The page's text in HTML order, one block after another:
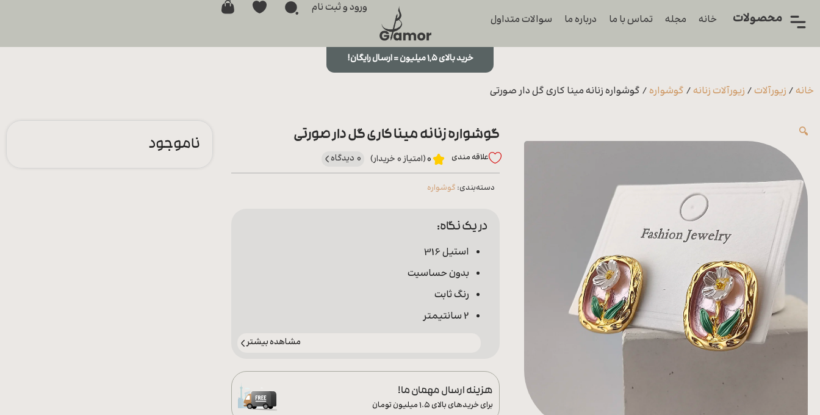
محصولات
زیورآلات
ورشو
محصولات خانه مجله تماس با ما درباره ما سوالات متداول
ورود و ثبت نام
خرید بالای ۱,۵ میلیون = ارسال رایگان!
خانه/ زیورآلات/ زیورآلات زنانه/ گوشواره/ گوشواره زنانه مینا کاری گل دار صورتی
🔍 گوشواره زنانه مینا کاری گل دار صورتی
علاقه‌ مندی 0(امتیاز 0 خریدار) 0 دیدگاه
دسته‌بندی: گوشواره
در یک نگاه:
استیل 316
بدون حساسیت
رنگ ثابت
2 سانتیمتر
مشاهده بیشتر
هزینه ارسال مهمان ما!
برای خریدهای بالای ۱.۵ میلیون تومان
ناموجود